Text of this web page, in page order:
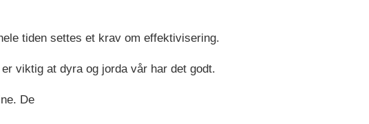
tiden settes et krav om effektivisering.
viktig at dyra og jorda vår har det godt.
De